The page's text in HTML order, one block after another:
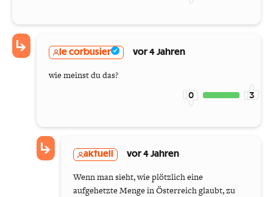
le corbusier vor 4 Jahren
wie meinst du das?
0 3
aktuell vor 4 Jahren
Wenn man sieht, wie plötzlich eine
aufgehetzte Menge in Österreich glaubt, zu